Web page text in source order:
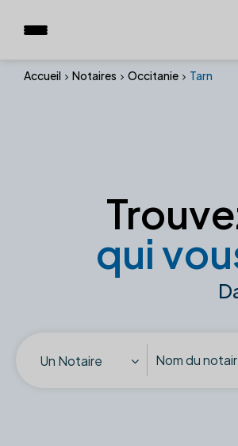
Accueil Notaires Occitanie Tarn
qui
Un Notaire